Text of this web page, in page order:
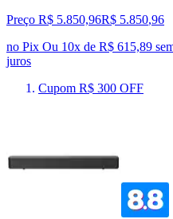
Preço R$ 5.850,96R$ 5.850,96
no Pix Ou 10x de R$ 615,89
juros
Cupom R$ 300 OFF